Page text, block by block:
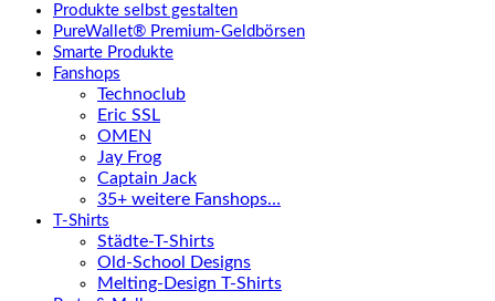
Produkte selbst gestalten
PureWallet® Premium-Geldbörsen
Smarte Produkte
Fanshops
Technoclub
Eric SSL
OMEN
Jay Frog
Captain Jack
35+ weitere Fanshops…
T-Shirts
Städte-T-Shirts
Old-School Designs
Melting-Design T-Shirts